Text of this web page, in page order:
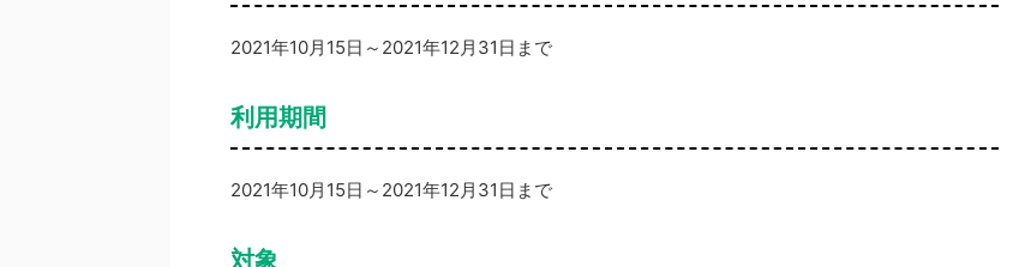
2021年10月15日～2021年12月31日まで
利用期間
2021年10月15日～2021年12月31日まで
対象